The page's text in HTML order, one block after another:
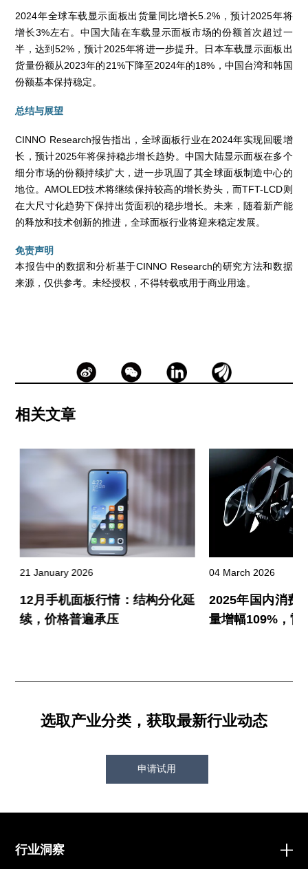
2024年全球车载显示面板出货量同比增长5.2%，预计2025年将
增长3%左右。中国大陆在车载显示面板市场的份额首次超过一
半，达到52%，预计2025年将进一步提升。日本车载显示面板出
货量份额从2023年的21%下降至2024年的18%，中国台湾和韩国
份额基本保持稳定。
总结与展望
CINNO Research报告指出，全球面板行业在2024年实现回暖增
长，预计2025年将保持稳步增长趋势。中国大陆显示面板在多个
细分市场的份额持续扩大，进一步巩固了其全球面板制造中心的
地位。AMOLED技术将继续保持较高的增长势头，而TFT-LCD则
在大尺寸化趋势下保持出货面积的稳步增长。未来，随着新产能
的释放和技术创新的推进，全球面板行业将迎来稳定发展。
免责声明
本报告中的数据和分析基于CINNO Research的研究方法和数据
来源，仅供参考。未经授权，不得转载或用于商业用途。
相关文章
21 January 2026
12月手机面板行情：结构分化延
续，价格普遍承压
04 March 2026
2025年国内消费
量增幅109%，雷
选取产业分类，获取最新行业动态
申请试用
行业洞察